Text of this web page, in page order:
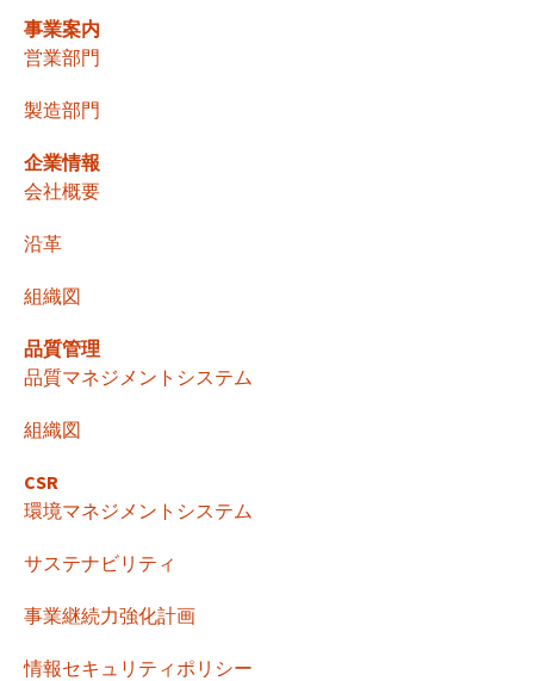
ナ
ビ
ゲ
ー
シ
ョ
ン
事業案内
営業部門
製造部門
企業情報
会社概要
沿革
組織図
品質管理
品質マネジメントシステム
組織図
CSR
環境マネジメントシステム
サステナビリティ
事業継続力強化計画
情報セキュリティポリシー